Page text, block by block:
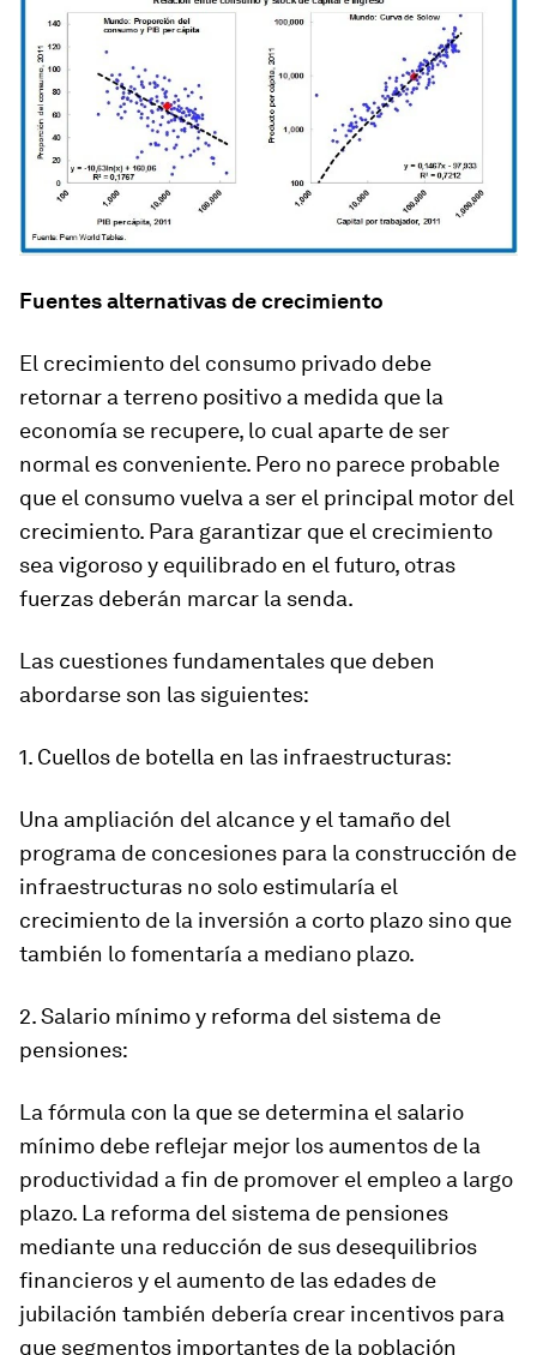
Fuentes alternativas de crecimiento
El crecimiento del consumo privado debe
retornar a terreno positivo a medida que la
economía se recupere, lo cual aparte de ser
normal es conveniente. Pero no parece probable
que el consumo vuelva a ser el principal motor del
crecimiento. Para garantizar que el crecimiento
sea vigoroso y equilibrado en el futuro, otras
fuerzas deberán marcar la senda.
Las cuestiones fundamentales que deben
abordarse son las siguientes:
1. Cuellos de botella en las infraestructuras:
Una ampliación del alcance y el tamaño del
programa de concesiones para la construcción de
infraestructuras no solo estimularía el
crecimiento de la inversión a corto plazo sino que
también lo fomentaría a mediano plazo.
2. Salario mínimo y reforma del sistema de
pensiones:
La fórmula con la que se determina el salario
mínimo debe reflejar mejor los aumentos de la
productividad a fin de promover el empleo a largo
plazo. La reforma del sistema de pensiones
mediante una reducción de sus desequilibrios
financieros y el aumento de las edades de
jubilación también debería crear incentivos para
que segmentos importantes de la población